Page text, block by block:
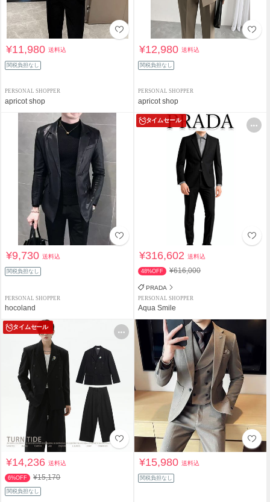
¥11,980送料込
関税負担なし
PERSONAL SHOPPER
apricot shop
¥12,980送料込
関税負担なし
PERSONAL SHOPPER
apricot shop
¥9,730送料込
関税負担なし
PERSONAL SHOPPER
hocoland
タイムセール
¥316,602送料込
48%OFF ¥616,000
PRADA
PERSONAL SHOPPER
Aqua Smile
タイムセール
¥14,236送料込
6%OFF ¥15,170
関税負担なし
¥15,980送料込
関税負担なし